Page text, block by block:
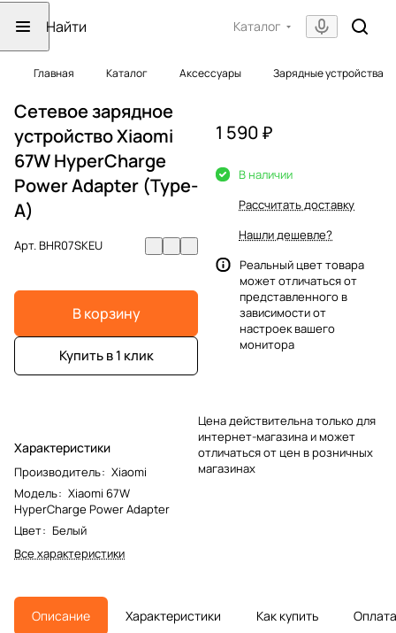
Каталог
Главная Каталог Аксессуары Зарядные устройства
Сетевое зарядное
устройство Xiaomi
67W HyperCharge
Power Adapter (Type-
A)
Арт.BHR07SKEU
В корзину
Купить в 1 клик
Характеристики
Производитель: Xiaomi
Модель: Xiaomi 67W
HyperCharge Power Adapter
Цвет: Белый
Все характеристики
1 590 ₽
В наличии
Рассчитать доставку
Нашли дешевле?
Реальный цвет товара
может отличаться от
представленного в
зависимости от
настроек вашего
монитора
Цена действительна только для
интернет-магазина и может
отличаться от цен в розничных
магазинах
Описание Характеристики Как купить Оплата